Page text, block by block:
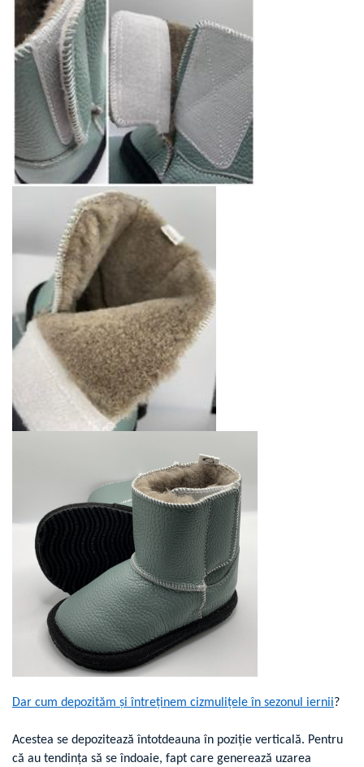
Dar cum depozităm şi întreţinem cizmuliţele în sezonul iernii?
Acestea se depozitează întotdeauna în poziție verticală. Pentru
că au tendința să se îndoaie, fapt care generează uzarea